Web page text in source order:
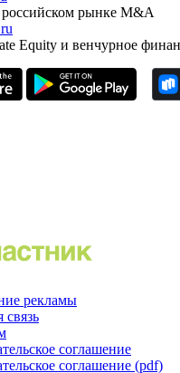
ресурс по фондовому
инвестора России
российском рынке M&A
рекламы